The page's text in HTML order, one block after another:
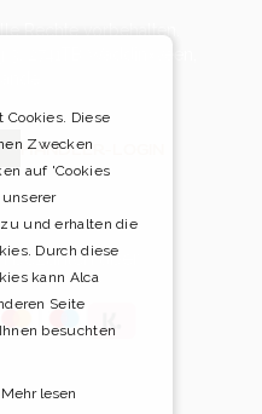
Rechte vorbehalten.
HÄNDLER-LOGIN
bezahlen über
Cookies. Diese
Zwecken
auf 'Cookies
und erhalten die
Durch diese
kann Alca
Seite
besuchten
Mehr lesen